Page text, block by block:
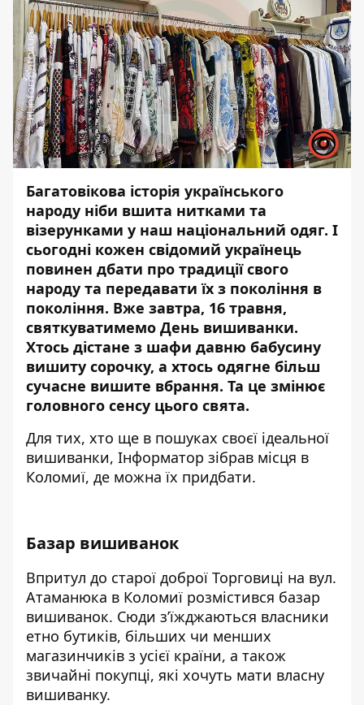
Багатовікова історія українського
народу ніби вшита нитками та
візерунками у наш національний одяг. І
сьогодні кожен свідомий українець
повинен дбати про традиції свого
народу та передавати їх з покоління в
покоління. Вже завтра, 16 травня,
святкуватимемо День вишиванки.
Хтось дістане з шафи давню бабусину
вишиту сорочку, а хтось одягне більш
сучасне вишите вбрання. Та це змінює
головного сенсу цього свята.
Для тих, хто ще в пошуках своєї ідеальної
вишиванки, Інформатор зібрав місця в
Коломиї, де можна їх придбати.
Базар вишиванок
Впритул до старої доброї Торговиці на вул.
Атаманюка в Коломиї розмістився базар
вишиванок. Сюди з’їжджаються власники
етно бутиків, більших чи менших
магазинчиків з усієї країни, а також
звичайні покупці, які хочуть мати власну
вишиванку.